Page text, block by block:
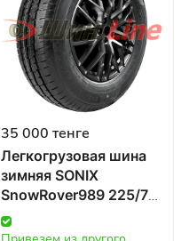
35 000 тенге
Легкогрузовая шина
зимняя SONIX
SnowRover989 225/70
R15 112/110R в
Казахстане